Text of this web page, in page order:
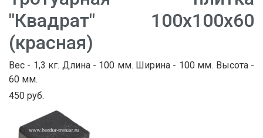
"Квадрат" 100х100х60
(красная)
Вес - 1,3 кг. Длина - 100 мм. Ширина - 100 мм. Высота -
60 мм.
450 руб.